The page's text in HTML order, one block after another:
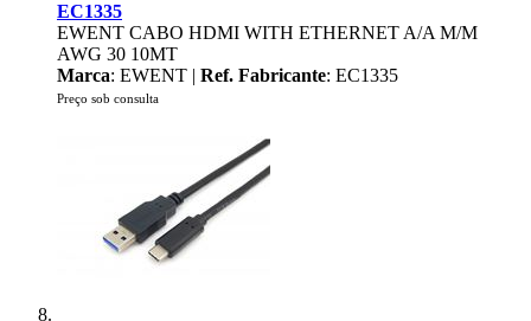
EC1335
EWENT CABO HDMI WITH ETHERNET A/A M/M
AWG 30 10MT
Marca: EWENT | Ref. Fabricante: EC1335
Preço sob consulta